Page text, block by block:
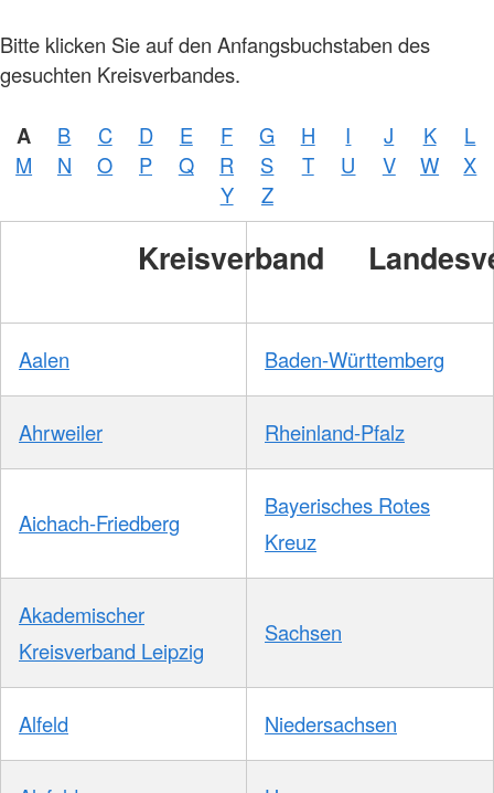
Bitte klicken Sie auf den Anfangsbuchstaben des
gesuchten Kreisverbandes.
A B C D E F G H I J K
L
M
N O P Q R S T U V W
X
Y
Z
Kreisverband
Aalen Baden-Württemberg
Ahrweiler Rheinland-Pfalz
Aichach-Friedberg
Bayerisches Rotes
Kreuz
Akademischer
Kreisverband Leipzig
Sachsen
Alfeld Niedersachsen